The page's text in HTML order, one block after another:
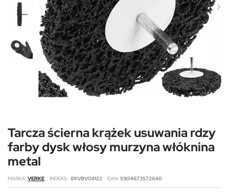
Tarcza ścierna krążek usuwania rdzy
farby dysk włosy murzyna włóknina
metal
MARKA VERKE INDEKS 8XVBV08122 EAN 5904673572640